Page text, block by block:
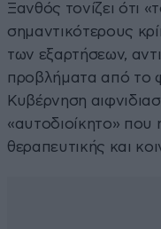
Ξανθός τονίζει ότι
σημαντικότερους
των εξαρτήσεων,
προβλήματα από το
Κυβέρνηση
«αυτοδιοίκητο» που
θεραπευτικής και